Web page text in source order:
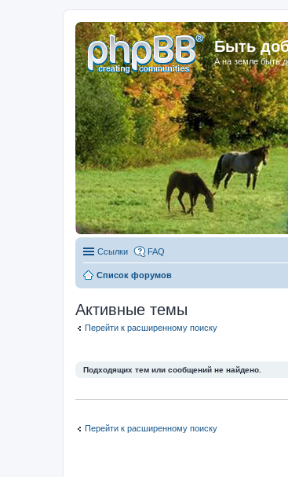
Быть
А на земле быть
Ссылки FAQ
Список форумов
Активные темы
Перейти к расширенному поиску
Подходящих тем или сообщений не найдено.
Перейти к расширенному поиску